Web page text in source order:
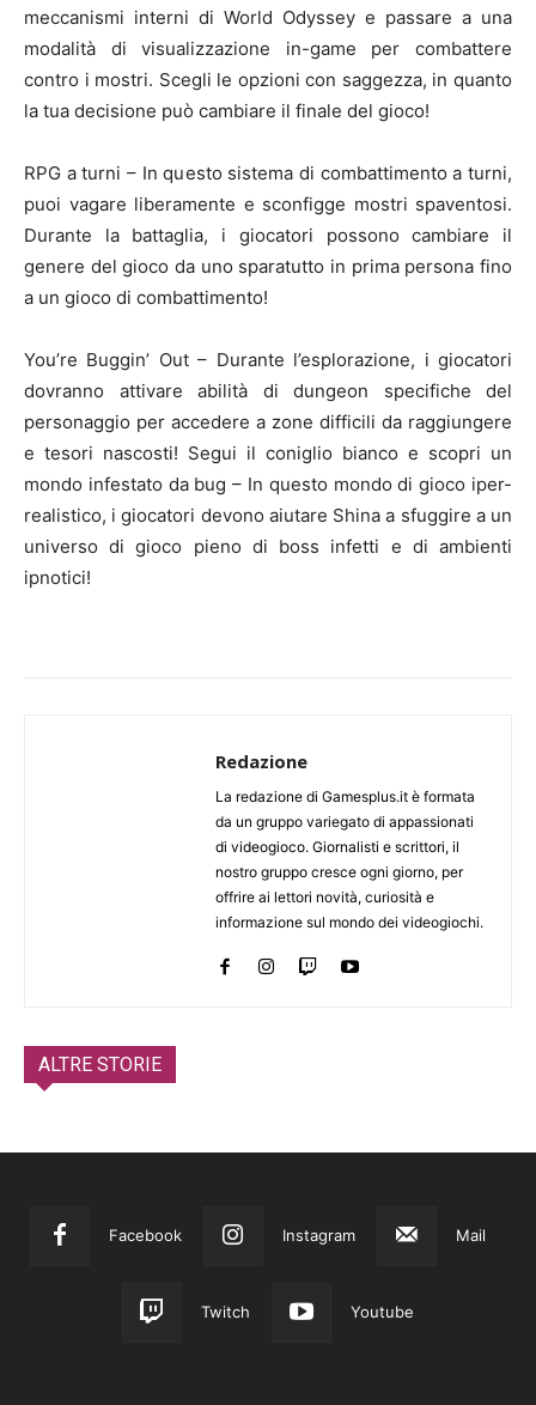
meccanismi interni di World Odyssey e passare a una
modalità di visualizzazione in-game per combattere
contro i mostri. Scegli le opzioni con saggezza, in quanto
la tua decisione può cambiare il finale del gioco!
RPG a turni – In questo sistema di combattimento a turni,
puoi vagare liberamente e sconfigge mostri spaventosi.
Durante la battaglia, i giocatori possono cambiare il
genere del gioco da uno sparatutto in prima persona fino
a un gioco di combattimento!
You’re Buggin’ Out – Durante l’esplorazione, i giocatori
dovranno attivare abilità di dungeon specifiche del
personaggio per accedere a zone difficili da raggiungere
e tesori nascosti! Segui il coniglio bianco e scopri un
mondo infestato da bug – In questo mondo di gioco iper-
realistico, i giocatori devono aiutare Shina a sfuggire a un
universo di gioco pieno di boss infetti e di ambienti
ipnotici!
Redazione
La redazione di Gamesplus.it è formata
da un gruppo variegato di appassionati
di videogioco. Giornalisti e scrittori, il
nostro gruppo cresce ogni giorno, per
offrire ai lettori novità, curiosità e
informazione sul mondo dei videogiochi.
ALTRE STORIE
Facebook Instagram Mail
Twitch Youtube